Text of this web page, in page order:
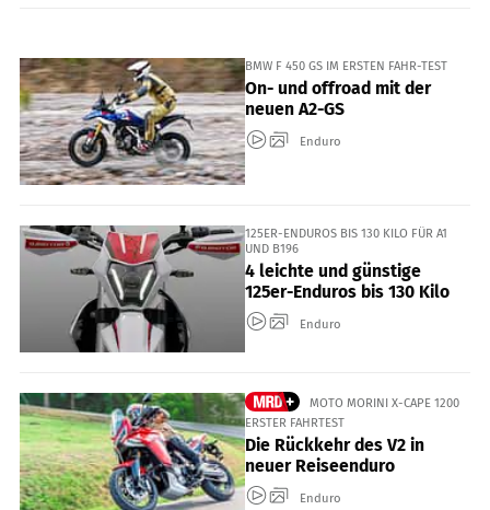
BMW F 450 GS IM ERSTEN FAHR-TEST
On- und offroad mit der
neuen A2-GS
Enduro
125ER-ENDUROS BIS 130 KILO FÜR A1
UND B196
4 leichte und günstige
125er-Enduros bis 130 Kilo
Enduro
MOTO MORINI X-CAPE 1200
ERSTER FAHRTEST
Die Rückkehr des V2 in
neuer Reiseenduro
Enduro